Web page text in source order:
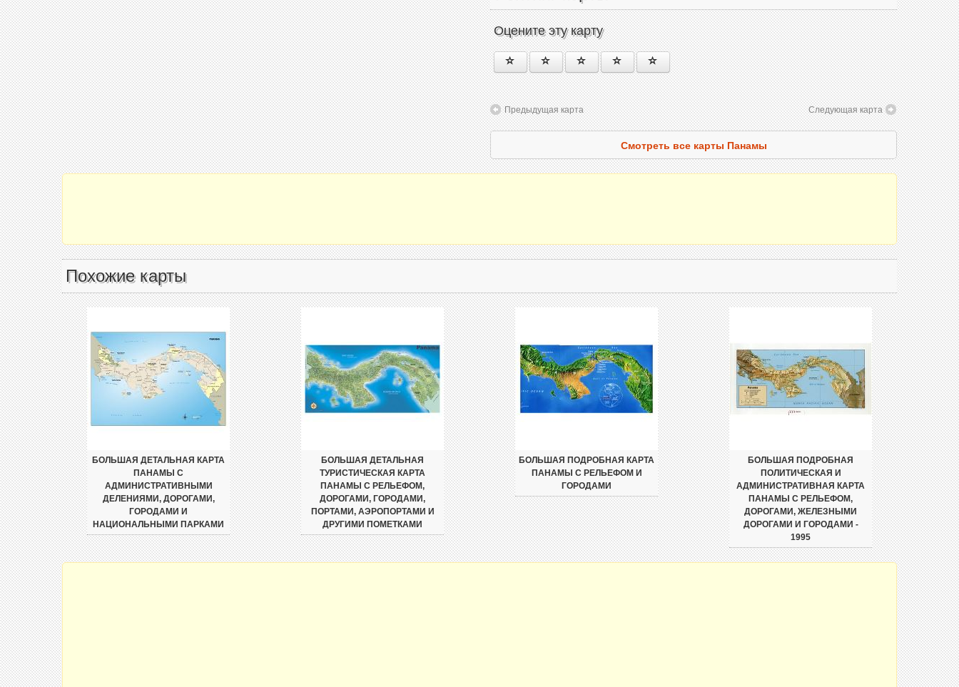
Оцените эту карту
Предыдущая карта Следующая карта
Смотреть все карты Панамы
Похожие карты
БОЛЬШАЯ ДЕТАЛЬНАЯ КАРТА
ПАНАМЫ С
АДМИНИСТРАТИВНЫМИ
ДЕЛЕНИЯМИ, ДОРОГАМИ,
ГОРОДАМИ И
НАЦИОНАЛЬНЫМИ ПАРКАМИ
БОЛЬШАЯ ДЕТАЛЬНАЯ
ТУРИСТИЧЕСКАЯ КАРТА
ПАНАМЫ С РЕЛЬЕФОМ,
ДОРОГАМИ, ГОРОДАМИ,
ПОРТАМИ, АЭРОПОРТАМИ И
ДРУГИМИ ПОМЕТКАМИ
БОЛЬШАЯ ПОДРОБНАЯ КАРТА
ПАНАМЫ С РЕЛЬЕФОМ И
ГОРОДАМИ
БОЛЬШАЯ ПОДРОБНАЯ
ПОЛИТИЧЕСКАЯ И
АДМИНИСТРАТИВНАЯ КАРТА
ПАНАМЫ С РЕЛЬЕФОМ,
ДОРОГАМИ, ЖЕЛЕЗНЫМИ
ДОРОГАМИ И ГОРОДАМИ -
1995